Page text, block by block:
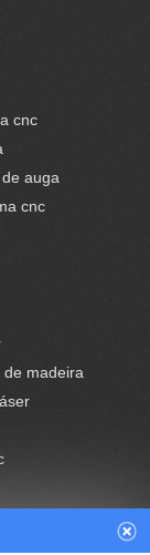
cnc
auga
cnc
madeira